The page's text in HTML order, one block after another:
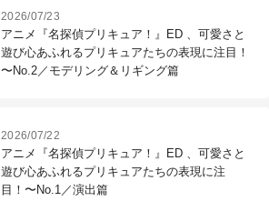
2026/07/23
アニメ『名探偵プリキュア！』ED 、可愛さと
遊び心あふれるプリキュアたちの表現に注目！
〜No.2／モデリング＆リギング篇
2026/07/22
アニメ『名探偵プリキュア！』ED 、可愛さと
遊び心あふれるプリキュアたちの表現に注
目！〜No.1／演出篇